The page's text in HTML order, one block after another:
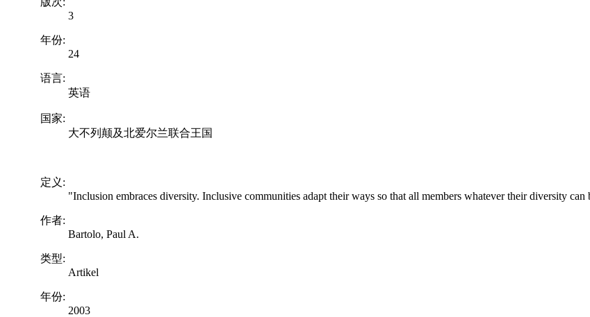
3
年份:
24
语言:
英语
国家:
大不列颠及北爱尔兰联合王国
定义:
"Inclusion embraces diversity. Inclusive communities adapt their ways so that all members whatever their diversity
作者:
Bartolo, Paul A.
类型:
Artikel
年份:
2003